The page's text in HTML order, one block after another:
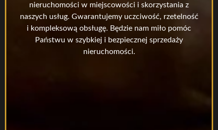
nieruchomości w miejscowości i skorzystania z
naszych usług. Gwarantujemy uczciwość, rzetelność
i kompleksową obsługę. Będzie nam miło pomóc
Państwu w szybkiej i bezpiecznej sprzedaży
nieruchomości.